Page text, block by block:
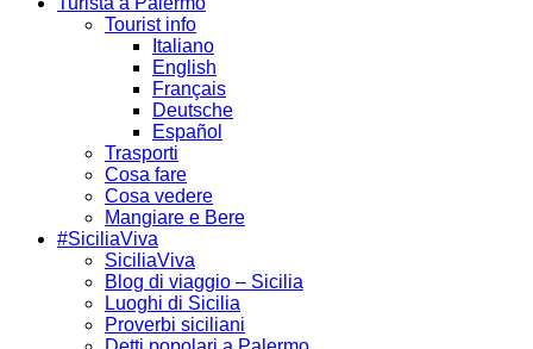
Tourist info
Italiano
English
Français
Deutsche
Español
Trasporti
Cosa fare
Cosa vedere
Mangiare e Bere
#SiciliaViva
SiciliaViva
Blog di viaggio – Sicilia
Luoghi di Sicilia
Proverbi siciliani